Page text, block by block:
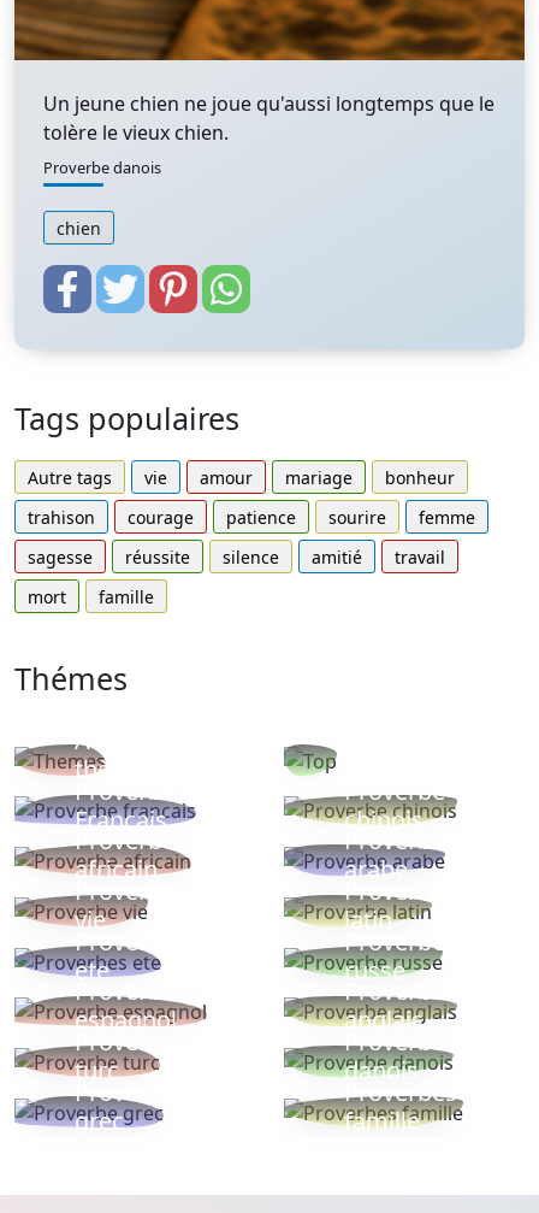
Un jeune chien ne joue qu'aussi longtemps que le
tolère le vieux chien.
Proverbe danois
chien
Tags populaires
Autre tags vie amour mariage
bonheur
trahison
courage patience sourire
femme
sagesse
réussite silence amitié
travail
mort
famille
Thémes
Autres
thèmes
Proverbe
Français
Proverbe
chinois
Proverbe
africain
Proverbe
arabe
Proverbe
vie
Proverbe
latin
Proverbes
ete
Proverbe
russe
Proverbe
espagnol
Proverbe
anglais
Proverbe
turc
Proverbe
danois
Proverbe
grec
Proverbes
famille